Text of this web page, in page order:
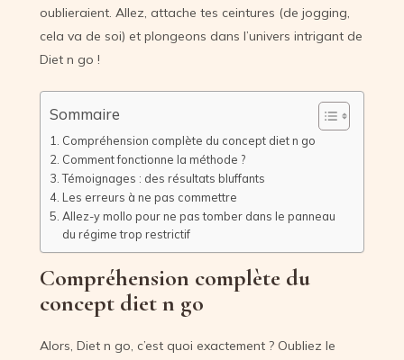
oublieraient. Allez, attache tes ceintures (de jogging,
cela va de soi) et plongeons dans l’univers intrigant de
Diet n go !
Sommaire
Compréhension complète du concept diet n go
Comment fonctionne la méthode ?
Témoignages : des résultats bluffants
Les erreurs à ne pas commettre
Allez-y mollo pour ne pas tomber dans le panneau
du régime trop restrictif
Compréhension complète du
concept diet n go
Alors, Diet n go, c’est quoi exactement ? Oubliez le